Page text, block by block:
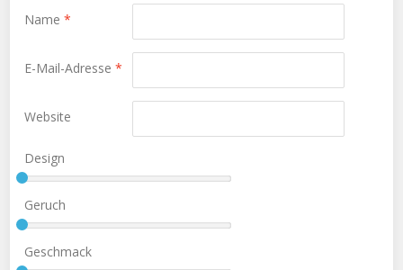
Name*
E-Mail-Adresse*
Website
Design
Geruch
Geschmack